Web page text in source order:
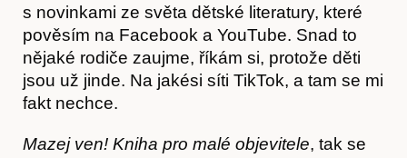
s novinkami ze světa dětské literatury, které
pověsím na Facebook a YouTube. Snad to
nějaké rodiče zaujme, říkám si, protože děti
jsou už jinde. Na jakési síti TikTok, a tam se mi
fakt nechce.
Mazej ven! Kniha pro malé objevitele, tak se